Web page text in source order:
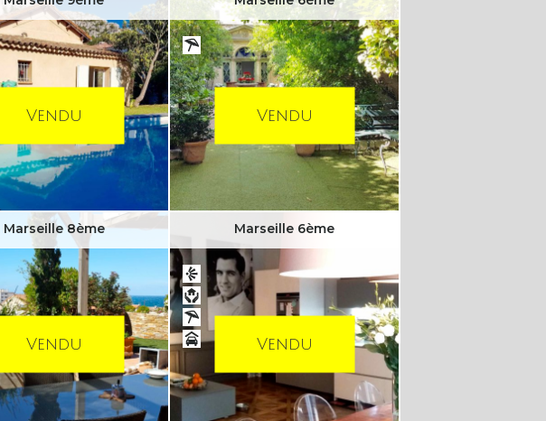
Vendu Vendu
Vendu
Marseille 8ème
Vendu
Marseille 6ème